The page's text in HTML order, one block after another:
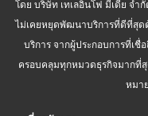
โดย บริษัท เทเลอินโฟ มีเดีย จำ
ไม่เคยหยุดพัฒนาบริการที่ดีที่สุด
บริการ จากผู้ประกอบการที่เ
ครอบคลุมทุกหมวดธุรกิจมากที่
หมา